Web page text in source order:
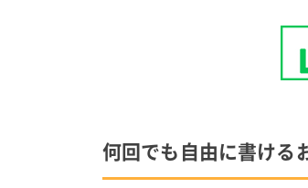
何回でも自由に書ける